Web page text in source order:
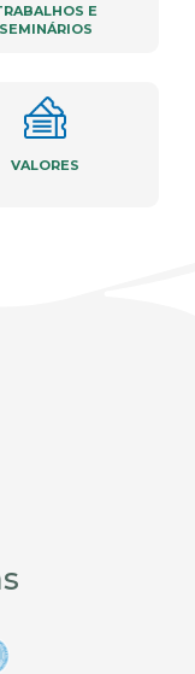
E
SEMINÁRIOS
VALORES